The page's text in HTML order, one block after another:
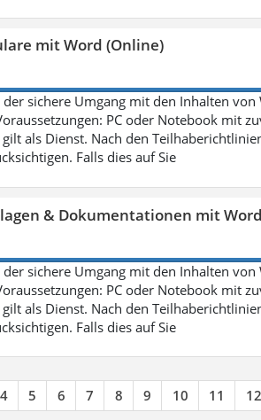
mit Word (Online)
der sichere Umgang mit den Inhalten
PC oder Notebook mit
als Dienst. Nach den
Falls dies auf Sie
& Dokumentationen mit
der sichere Umgang mit den Inhalten
PC oder Notebook mit
als Dienst. Nach den
Falls dies auf Sie
4 5 6 7 8 9 10 11 12